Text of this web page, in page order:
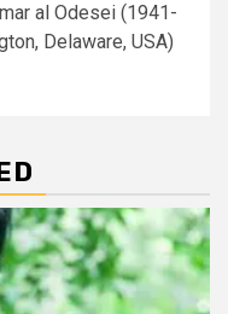
al Odesei (1941-
Delaware, USA)